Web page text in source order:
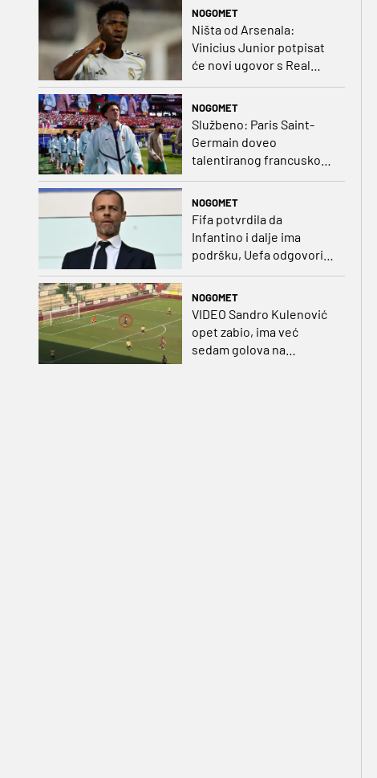
NOGOMET
Ništa od Arsenala:
Vinicius Junior potpisat
će novi ugovor s Real
NOGOMET
Službeno: Paris Saint-
Germain doveo
talentiranog francuskog
ofenzivca iz Monaca
NOGOMET
Fifa potvrdila da
Infantino i dalje ima
podršku, Uefa odgovorila
NOGOMET
VIDEO Sandro Kulenović
opet zabio, ima već
sedam golova na